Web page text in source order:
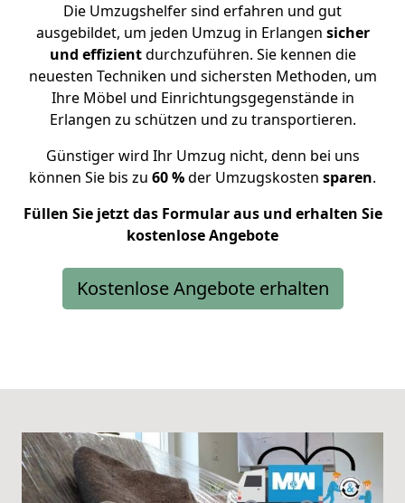
Die Umzugshelfer sind erfahren und gut
ausgebildet, um jeden Umzug in Erlangen sicher
und effizientdurchzuführen. Sie kennen die
neuesten Techniken und sichersten Methoden, um
Ihre Möbel und Einrichtungsgegenstände in
Erlangen zu schützen und zu transportieren.
Günstiger wird Ihr Umzug nicht, denn bei uns
können Sie bis zu 60 %der Umzugskosten sparen.
Füllen Sie jetzt das Formular aus und erhalten Sie
kostenlose Angebote
Kostenlose Angebote erhalten